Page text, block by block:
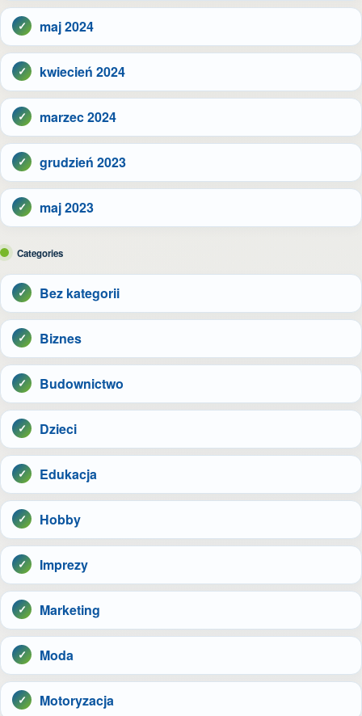
maj 2024
kwiecień 2024
marzec 2024
grudzień 2023
maj 2023
Categories
Bez kategorii
Biznes
Budownictwo
Dzieci
Edukacja
Hobby
Imprezy
Marketing
Moda
Motoryzacja